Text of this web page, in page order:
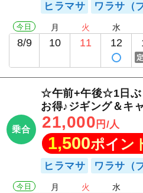
ヒラマサ ワラサ（
今日
8/9
月
10
火
11
水
12
乗合
☆午前+午後☆1日ぶ
お得♪ジギング＆キ
21,000 円/人
1,500ポイン
ヒラマサ ワラサ（
今日 月 火 水